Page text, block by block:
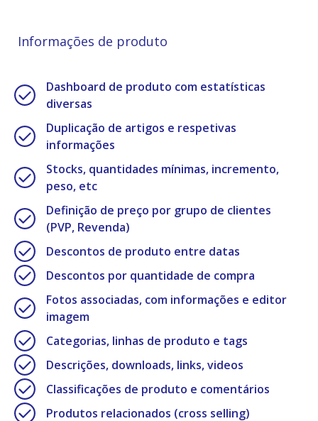
Informações de produto
Dashboard de produto com estatísticas
diversas
Duplicação de artigos e respetivas
informações
Stocks, quantidades mínimas, incremento,
peso, etc
Definição de preço por grupo de clientes
(PVP, Revenda)
Descontos de produto entre datas
Descontos por quantidade de compra
Fotos associadas, com informações e editor
imagem
Categorias, linhas de produto e tags
Descrições, downloads, links, videos
Classificações de produto e comentários
Produtos relacionados (cross selling)